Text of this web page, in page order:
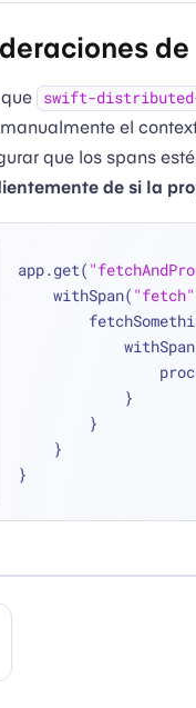
de
swift-
el
que los spans
de si la
app.get(
    withSpan(
"fetch"
            }
        }
    }
}